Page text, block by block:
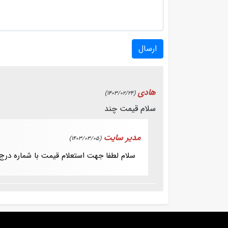
ارسال
هادی (1403/02/24)
سلام قیمت چند
مدیر سایت (1403/03/05)
سلام لطفا جهت استعلام قیمت با شماره